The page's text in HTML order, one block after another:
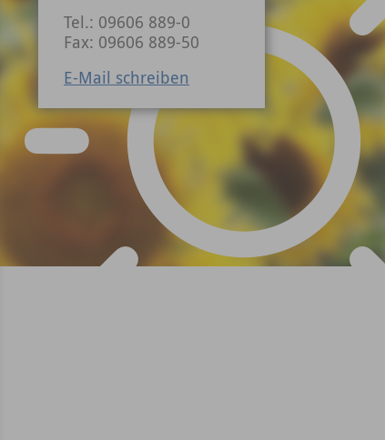
Tel.: 09606 889-0
Fax: 09606 889-50
E-Mail schreiben